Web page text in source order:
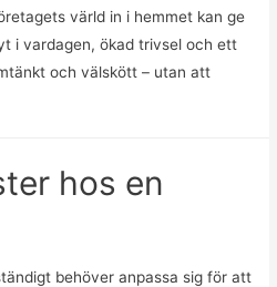
värld in i hemmet kan ge
i vardagen, ökad trivsel och ett
och välskött – utan att
hos en
behöver anpassa sig för att